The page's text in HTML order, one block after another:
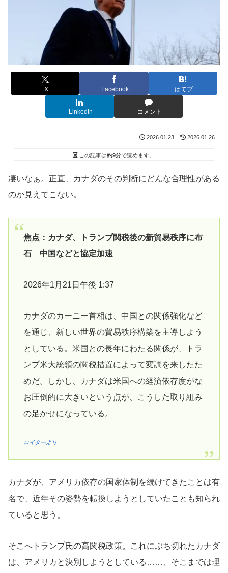
X Facebook はてブ
LinkedIn コメント
2026.01.23 2026.01.26
この記事は約9分で読めます。
凄いなぁ。正直、カナダのその判断にどんな合理性がある
のか見えてこない。
焦点：カナダ、トランプ関税後の新貿易秩序に布
石 中国などと協定加速
2026年1月21日午後 1:37
カナダのカーニー首相は、中国との関係強化など
を通じ、新しい世界の貿易秩序構築を主導しよう
としている。米国との長年にわたる関係が、トラ
ンプ米大統領の関税措置によって変調を来したた
めだ。しかし、カナダは米国への経済依存度がな
お圧倒的に大きいという点が、こうした取り組み
の足かせになっている。
ロイターより
カナダが、アメリカ依存の国家体制を続けてきたことは有
名で、近年その姿勢を転換しようとしていたことも知られ
ていると思う。
そこへトランプ氏の高関税政策。これにぶち切れたカナダ
は、アメリカと決別しようとしている……、そこまでは理